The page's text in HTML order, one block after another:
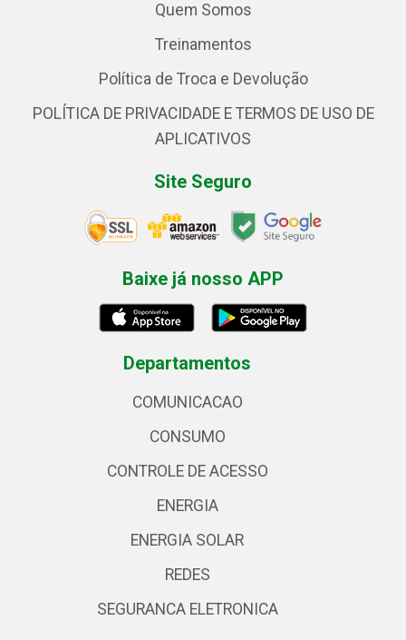
Quem Somos
Treinamentos
Política de Troca e Devolução
POLÍTICA DE PRIVACIDADE E TERMOS DE USO DE
APLICATIVOS
Site Seguro
Baixe já nosso APP
Departamentos
COMUNICACAO
CONSUMO
CONTROLE DE ACESSO
ENERGIA
ENERGIA SOLAR
REDES
SEGURANCA ELETRONICA